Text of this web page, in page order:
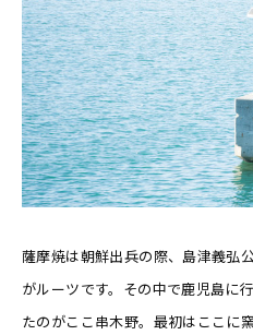
薩摩焼は朝鮮出兵の際、島津義弘
がルーツです。その中で鹿児島に
たのがここ串木野。最初はここに